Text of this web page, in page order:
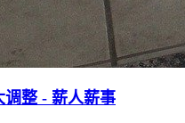
整 - 薪人薪事